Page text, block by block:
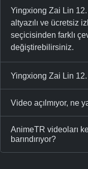
Yingxiong Zai Lin
altyazılı ve ücretsiz
seçicisinden farklı
değiştirebilirsiniz.
Yingxiong Zai Lin 12.
Video açılmıyor, ne
AnimeTR videoları
barındırıyor?